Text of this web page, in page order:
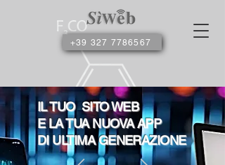
+39 327 7786567
IL TUO SITO WEB
E LA TUA NUOVA APP
DI ULTIMA GENERAZIONE